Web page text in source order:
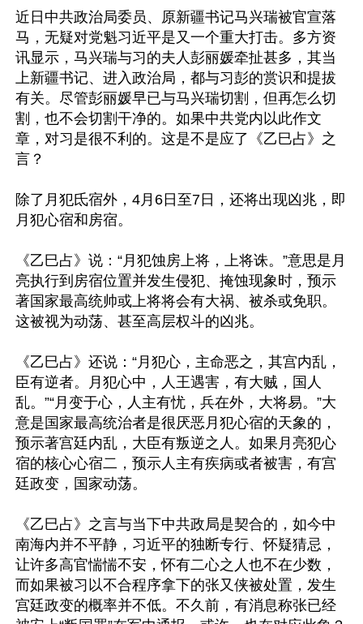
近日中共政治局委员、原新疆书记马兴瑞被官宣落
马，无疑对党魁习近平是又一个重大打击。多方资
讯显示，马兴瑞与习的夫人彭丽媛牵扯甚多，其当
上新疆书记、进入政治局，都与习彭的赏识和提拔
有关。尽管彭丽媛早已与马兴瑞切割，但再怎么切
割，也不会切割干净的。如果中共党内以此作文
章，对习是很不利的。这是不是应了《乙巳占》之
言？
除了月犯氐宿外，4月6日至7日，还将出现凶兆，即
月犯心宿和房宿。
《乙巳占》说：“月犯蚀房上将，上将诛。”意思是月
亮执行到房宿位置并发生侵犯、掩蚀现象时，预示
著国家最高统帅或上将将会有大祸、被杀或免职。
这被视为动荡、甚至高层权斗的凶兆。
《乙巳占》还说：“月犯心，主命恶之，其宫内乱，
臣有逆者。月犯心中，人王遇害，有大贼，国人
乱。”“月变于心，人主有忧，兵在外，大将易。”大
意是国家最高统治者是很厌恶月犯心宿的天象的，
预示著宫廷内乱，大臣有叛逆之人。如果月亮犯心
宿的核心心宿二，预示人主有疾病或者被害，有宫
廷政变，国家动荡。
《乙巳占》之言与当下中共政局是契合的，如今中
南海内并不平静，习近平的独断专行、怀疑猜忌，
让许多高官惴惴不安，怀有二心之人也不在少数，
而如果被习以不合程序拿下的张又侠被处置，发生
宫廷政变的概率并不低。不久前，有消息称张已经